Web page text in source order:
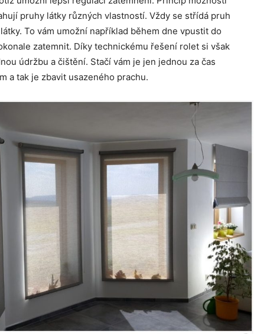
pruhy látky různých vlastností. Vždy se střídá pruh
To vám umožní například během dne vpustit do
zatemnit. Díky technickému řešení rolet si však
údržbu a čištění. Stačí vám je jen jednou za čas
a tak je zbavit usazeného prachu.